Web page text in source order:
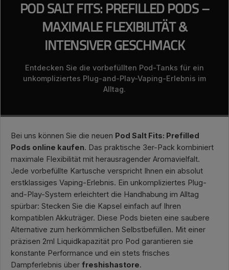
POD SALT FITS: PREFILLED PODS –
MAXIMALE FLEXIBILITÄT &
INTENSIVER GESCHMACK
Entdecken Sie die vorbefüllten Pod-Tanks für ein
unkompliziertes Plug-and-Play-Vaping-Erlebnis im
Alltag.
Bei uns können Sie die neuen Pod Salt Fits: Prefilled
Pods online kaufen. Das praktische 3er-Pack kombiniert
maximale Flexibilität mit herausragender Aromavielfalt.
Jede vorbefüllte Kartusche verspricht Ihnen ein absolut
erstklassiges Vaping-Erlebnis. Ein unkompliziertes Plug-
and-Play-System erleichtert die Handhabung im Alltag
spürbar: Stecken Sie die Kapsel einfach auf Ihren
kompatiblen Akkuträger. Diese Pods bieten eine saubere
Alternative zum herkömmlichen Selbstbefüllen. Mit einer
präzisen 2ml Liquidkapazität pro Pod garantieren sie
konstante Performance und ein stets frisches
Dampferlebnis über freshishastore.